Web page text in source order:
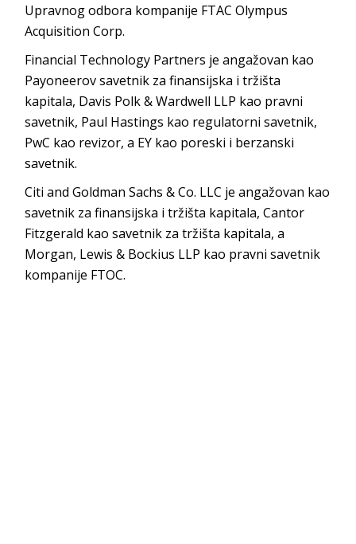
Upravnog odbora kompanije FTAC Olympus
Acquisition Corp.
Financial Technology Partners je angažovan kao
Payoneerov savetnik za finansijska i tržišta
kapitala, Davis Polk & Wardwell LLP kao pravni
savetnik, Paul Hastings kao regulatorni savetnik,
PwC kao revizor, a EY kao poreski i berzanski
savetnik.
Citi and Goldman Sachs & Co. LLC je angažovan kao
savetnik za finansijska i tržišta kapitala, Cantor
Fitzgerald kao savetnik za tržišta kapitala, a
Morgan, Lewis & Bockius LLP kao pravni savetnik
kompanije FTOC.